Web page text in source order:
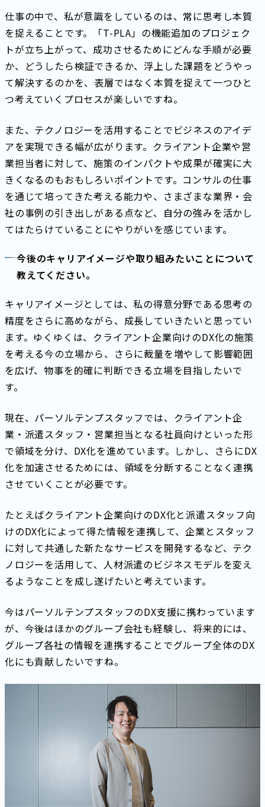
仕事の中で、私が意識をしているのは、常に思考し本質
を捉えることです。「T-PLA」の機能追加のプロジェク
トが立ち上がって、成功させるためにどんな手順が必要
か、どうしたら検証できるか、浮上した課題をどうやっ
て解決するのかを、表層ではなく本質を捉えて一つひと
つ考えていくプロセスが楽しいですね。
また、テクノロジーを活用することでビジネスのアイデ
アを実現できる幅が広がります。クライアント企業や営
業担当者に対して、施策のインパクトや成果が確実に大
きくなるのもおもしろいポイントです。コンサルの仕事
を通じて培ってきた考える能力や、さまざまな業界・会
社の事例の引き出しがある点など、自分の強みを活かし
てはたらけていることにやりがいを感じています。
今後のキャリアイメージや取り組みたいことについて
教えてください。
キャリアイメージとしては、私の得意分野である思考の
精度をさらに高めながら、成長していきたいと思ってい
ます。ゆくゆくは、クライアント企業向けのDX化の施策
を考える今の立場から、さらに裁量を増やして影響範囲
を広げ、物事を的確に判断できる立場を目指したいで
す。
現在、パーソルテンプスタッフでは、クライアント企
業・派遣スタッフ・営業担当となる社員向けといった形
で領域を分け、DX化を進めています。しかし、さらにDX
化を加速させるためには、領域を分断することなく連携
させていくことが必要です。
たとえばクライアント企業向けのDX化と派遣スタッフ向
けのDX化によって得た情報を連携して、企業とスタッフ
に対して共通した新たなサービスを開発するなど、テク
ノロジーを活用して、人材派遣のビジネスモデルを変え
るようなことを成し遂げたいと考えています。
今はパーソルテンプスタッフのDX支援に携わっています
が、今後はほかのグループ会社も経験し、将来的には、
グループ各社の情報を連携することでグループ全体のDX
化にも貢献したいですね。